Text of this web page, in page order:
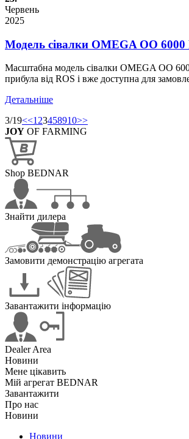
Червень
2025
Модель сівалки OMEGA OO
Масштабна модель сівалки OMEGA OO
прибула від ROS і вже доступна для
Детальніше
3/19<<123458910>>
JOY OF FARMING
Shop BEDNAR
Знайти дилера
Замовити демонстрацію агрегата
Завантажити інформацію
Dealer Area
Новини
Мене цікавить
Мій агрегат BEDNAR
Завантажити
Про нас
Новини
Новини